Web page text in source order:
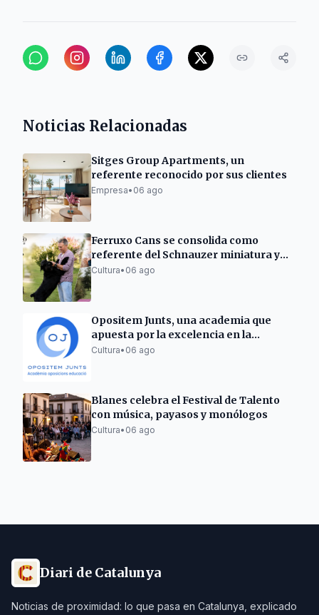
Noticias Relacionadas
Sitges Group Apartments, un
referente reconocido por sus clientes
Empresa• 06 ago
Ferruxo Cans se consolida como
referente del Schnauzer miniatura y
gigante tras su éxito en el World Dog
Cultura• 06 ago
Opositem Junts, una academia que
apuesta por la excelencia en la
preparación de oposiciones docentes
Cultura• 06 ago
Blanes celebra el Festival de Talento
con música, payasos y monólogos
Cultura• 06 ago
Diari de Catalunya
Noticias de proximidad: lo que pasa en Catalunya, explicado